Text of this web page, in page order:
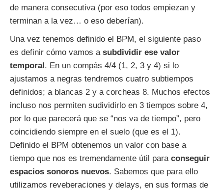
de manera consecutiva (por eso todos empiezan y
terminan a la vez… o eso deberían).
Una vez tenemos definido el BPM, el siguiente paso
es definir cómo vamos a subdividir ese valor
temporal . En un compás 4/4 (1, 2, 3 y 4) si lo
ajustamos a negras tendremos cuatro subtiempos
definidos; a blancas 2 y a corcheas 8. Muchos efectos
incluso nos permiten sudividirlo en 3 tiempos sobre 4,
por lo que parecerá que se “nos va de tiempo”, pero
coincidiendo siempre en el suelo (que es el 1).
Definido el BPM obtenemos un valor con base a
tiempo que nos es tremendamente útil para conseguir
espacios sonoros nuevos. Sabemos que para ello
utilizamos reveberaciones y delays, en sus formas de